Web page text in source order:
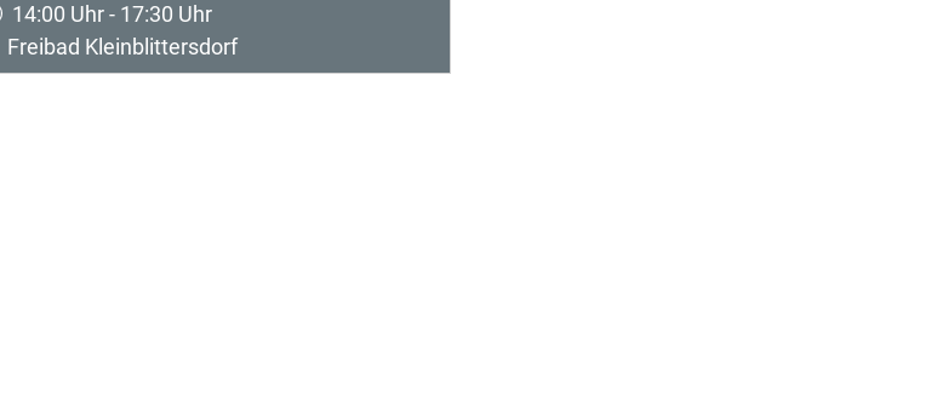
14:00 Uhr - 17:30 Uhr
Freibad Kleinblittersdorf